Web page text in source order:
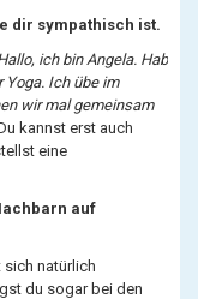
dir sympathisch ist.
ich bin Angela. Hab
Ich übe im
wir mal gemeinsam
kannst erst auch
eine
auf
sich natürlich
du sogar bei den